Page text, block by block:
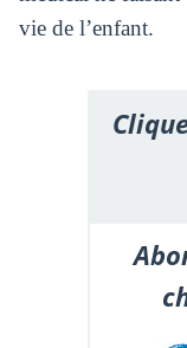
vie de l’enfant.